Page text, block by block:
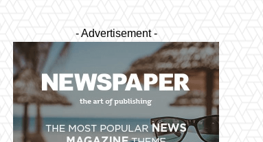
- Advertisement -